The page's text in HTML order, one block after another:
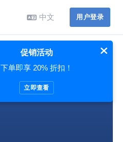
中文 用户登录
促销活动
下单即享 20% 折扣！
立即查看